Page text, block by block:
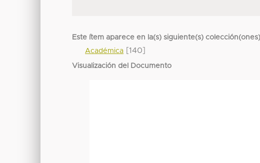
Este ítem aparece en la(s) siguiente(s) colección(ones)
Académica [140]
Visualización del Documento